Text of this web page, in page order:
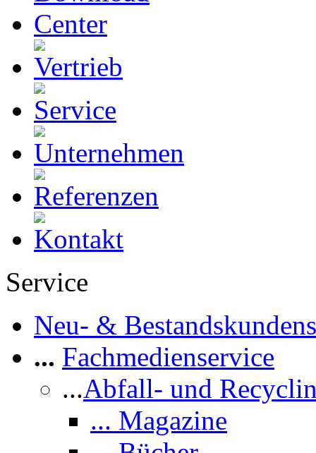
Service
Neu- &
... Fachmedienservice
...Abfall- und
... Magazine